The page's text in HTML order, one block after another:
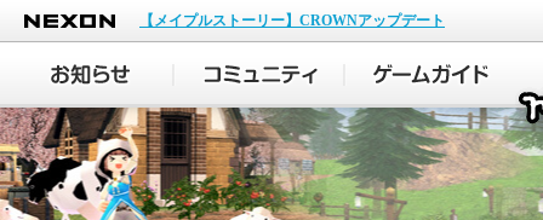
NEXON
【メイプルストーリー】CROWNアップデート